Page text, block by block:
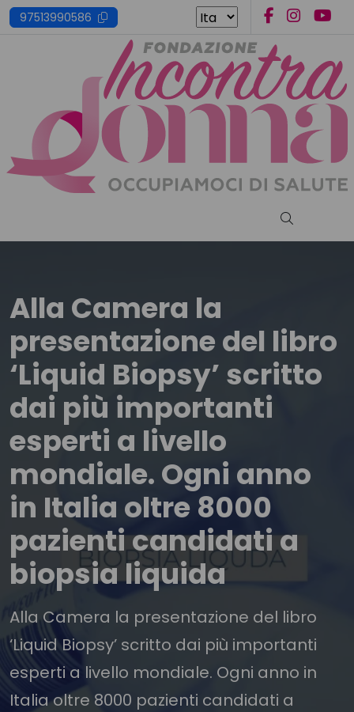
Skip
to
97513990586
Cerca nel
Alla Camera la
presentazione del libro
‘Liquid Biopsy’ scritto
dai più importanti
esperti a livello
mondiale. Ogni anno
in Italia oltre 8000
pazienti candidati a
biopsia liquida
Alla Camera la presentazione del libro
‘Liquid Biopsy’ scritto dai più importanti
esperti a livello mondiale. Ogni anno in
Italia oltre 8000 pazienti candidati a